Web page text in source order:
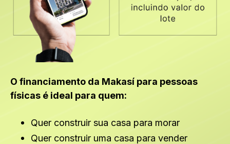
O financiamento da Makasí para pessoas
físicas é ideal para quem:
Quer construir sua casa para morar
Quer construir uma casa para vender